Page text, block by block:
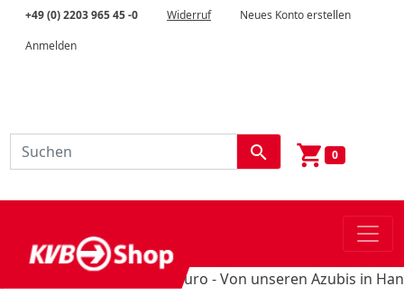
+49 (0) 2203 965 45 -0 Widerruf
Neues Konto erstellen
Anmelden
search shopping_cart 0
Unikate für 5 Euro - Von unseren Azubis in